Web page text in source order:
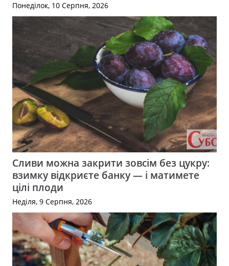
Понеділок, 10 Серпня, 2026
Сливи можна закрити зовсім без цукру:
взимку відкриєте банку — і матимете
цілі плоди
Неділя, 9 Серпня, 2026